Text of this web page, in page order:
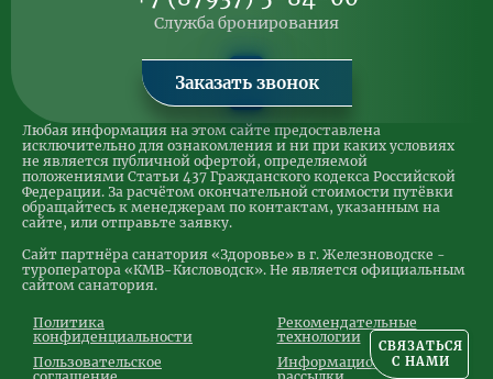
Любая информация на этом сайте предоставлена
исключительно для ознакомления и ни при каких условиях
не является публичной офертой, определяемой
положениями Статьи 437 Гражданского кодекса Российской
Федерации. За расчётом окончательной стоимости путёвки
обращайтесь к менеджерам по контактам, указанным на
сайте, или отправьте заявку.
Сайт партнёра санатория «Здоровье» в г. Железноводске -
туроператора «КМВ-Кисловодск». Не является официальным
сайтом санатория.
Политика
конфиденциальности
Пользовательское
Рекомендательные
технологии
Информационные
Служба бронирования
Заказать звонок
СВЯЗАТЬСЯ
С НАМИ